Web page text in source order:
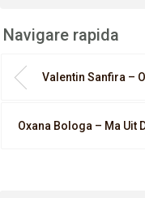
Navigare rapida
Valentin Sanfira –
Oxana Bologa – Ma Uit